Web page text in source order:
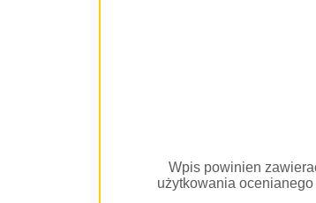
Wpis powinien
użytkowania